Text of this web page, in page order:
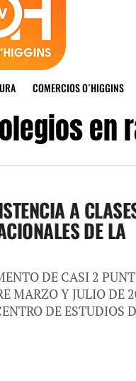
COMERCIOS O´HIGGINS
en
A
DE LA
DE CASI 2
MARZO Y JULIO DE
DE ESTUDIOS